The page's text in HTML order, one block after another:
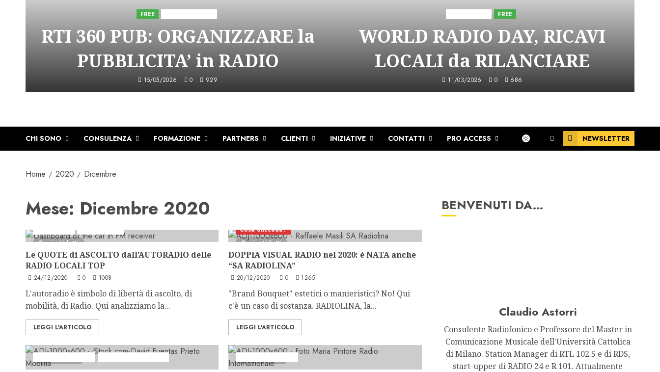
FREE
RTI 360 PUB: ORGANIZZARE la
PUBBLICITA’ in RADIO
15/05/2026 0 929
FREE
WORLD RADIO DAY, RICAVI
LOCALI da RILANCIARE
11/03/2026 0 686
CHI SONO CONSULENZA FORMAZIONE PARTNERS CLIENTI INIZIATIVE CONTATTI PRO ACCESS NEWSLETTER
Home 2020 Dicembre
Mese: Dicembre 2020
2 minuti letti
Le QUOTE di ASCOLTO dall’AUTORADIO delle
RADIO LOCALI TOP
24/12/2020 0 1008
L'autoradio è simbolo di libertà di ascolto, di
mobilità, di Radio. Qui analizziamo la...
LEGGI L'ARTICOLO
2 minuti letti
Cosa Succede?
DOPPIA VISUAL RADIO nel 2020: è NATA anche
“SA RADIOLINA”
20/12/2020 0 1265
"Brand Bouquet" estetici o manieristici? No! Qui
c'è un caso di sostanza. RADIOLINA, la...
LEGGI L'ARTICOLO
BENVENUTI DA…
Claudio Astorri
Consulente Radiofonico e Professore del Master in
Comunicazione Musicale dell'Università Cattolica
di Milano. Station Manager di RTL 102.5 e di RDS,
start-upper di RADIO 24 e R 101. Attualmente